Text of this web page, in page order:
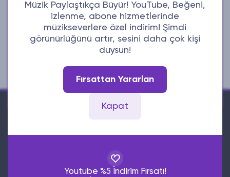
Müzik Paylaştıkça Büyür! YouTube, Beğeni,
izlenme, abone hizmetlerinde
müzikseverlere özel indirim! Şimdi
görünürlüğünü artır, sesini daha çok kişi
duysun!
Fırsattan Yararlan
Kapat
Youtube %5 İndirim Fırsatı!
Bize Ulaşabilirsiniz!
Aktif iletişim adreslerimizden bize ulaşabilirsiniz.
E-Posta
Whatsapp
Ucuzsabizde, sosyal medya platformlarında
etkileşiminizi artırmanıza yardımcı olan güvenilir ve